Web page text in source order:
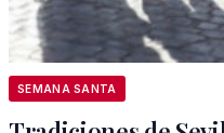
SEMANA SANTA